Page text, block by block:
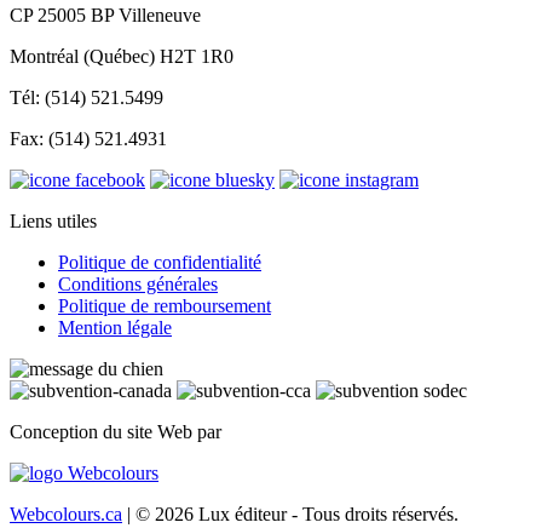
CP 25005 BP Villeneuve
Montréal (Québec) H2T 1R0
Tél: (514) 521.5499
Fax: (514) 521.4931
Liens utiles
Politique de confidentialité
Conditions générales
Politique de remboursement
Mention légale
Conception du site Web par
Webcolours.ca | © 2026 Lux éditeur - Tous droits réservés.